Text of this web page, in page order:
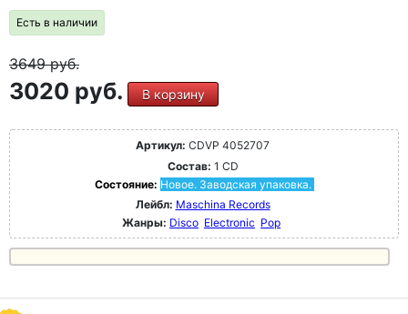
Есть в наличии
3649руб.
3020 руб. В корзину
Артикул: CDVP 4052707
Состав: 1 CD
Состояние: Новое. Заводская упаковка.
Лейбл: Maschina Records
Жанры: Disco Electronic Pop